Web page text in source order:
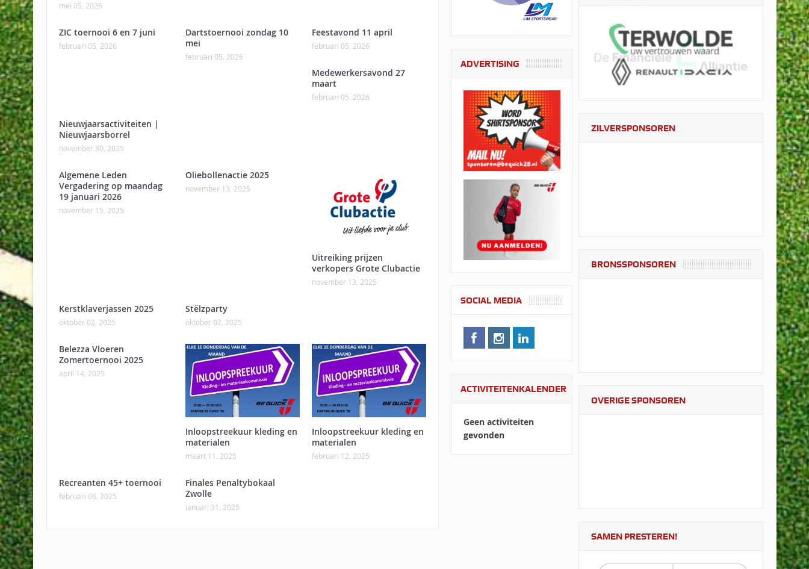
mei 05, 2026
ZIC toernooi 6 en 7 juni
februari 05, 2026
Dartstoernooi zondag 10
mei
februari 05, 2026
Feestavond 11 april
februari 05, 2026
Medewerkersavond 27
maart
februari 05, 2026
Nieuwjaarsactiviteiten |
Nieuwjaarsborrel
november 30, 2025
Algemene Leden
Vergadering op maandag
19 januari 2026
november 15, 2025
Oliebollenactie 2025
november 13, 2025
Uitreiking prijzen
verkopers Grote Clubactie
november 13, 2025
Kerstklaverjassen 2025
oktober 02, 2025
Stëlzparty
oktober 02, 2025
Belezza Vloeren
Zomertoernooi 2025
april 14, 2025
Inloopstreekuur kleding en
materialen
maart 11, 2025
Inloopstreekuur kleding en
materialen
februari 12, 2025
Recreanten 45+ toernooi
februari 06, 2025
Finales Penaltybokaal
Zwolle
januari 31, 2025
ADVERTISING
SOCIAL MEDIA
ACTIVITEITENKALENDER
Geen activiteiten
gevonden
ZILVERSPONSOREN
BRONSSPONSOREN
OVERIGE SPONSOREN
SAMEN PRESTEREN!